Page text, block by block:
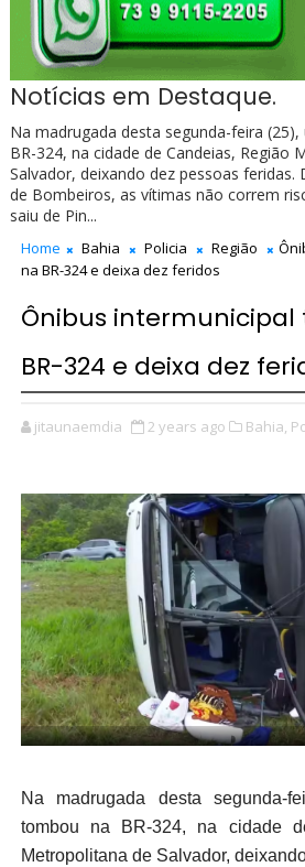
Notícias em Destaque.
Na madrugada desta segunda-feira
BR-324, na cidade de Candeias, Região
Salvador, deixando dez pessoas
de Bombeiros, as vítimas não correm
saiu de Pin...
Home Bahia Policia Região
na BR-324 e deixa dez feridos
Ônibus
BR-324 e deixa dez
jitaunaemdia 2 years ago Bahia,
Na madrugada desta segunda-
tombou na BR-324, na cidade
Metropolitana de Salvador,